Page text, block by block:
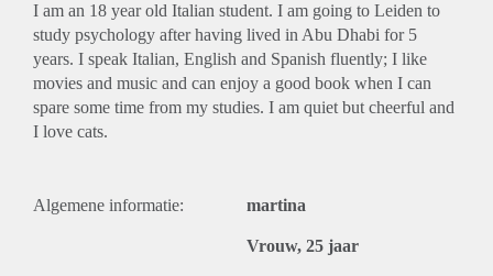
I am an 18 year old Italian student. I am going to Leiden to
study psychology after having lived in Abu Dhabi for 5
years. I speak Italian, English and Spanish fluently; I like
movies and music and can enjoy a good book when I can
spare some time from my studies. I am quiet but cheerful and
I love cats.
Algemene informatie: martina
Vrouw, 25 jaar